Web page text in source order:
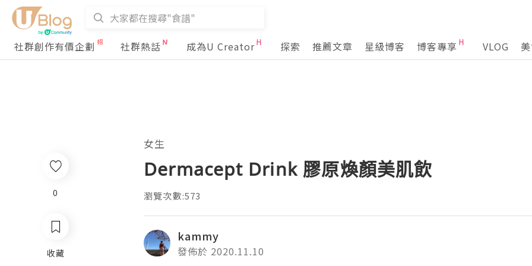
社群創作有價企劃 社群熱話 成為U Creator 探索 推薦文章 星級博客 博客專享 VLOG
0
收藏
女生
Dermacept Drink 膠原煥顏美肌飲
瀏覽次數:573
kammy
發佈於 2020.11.10